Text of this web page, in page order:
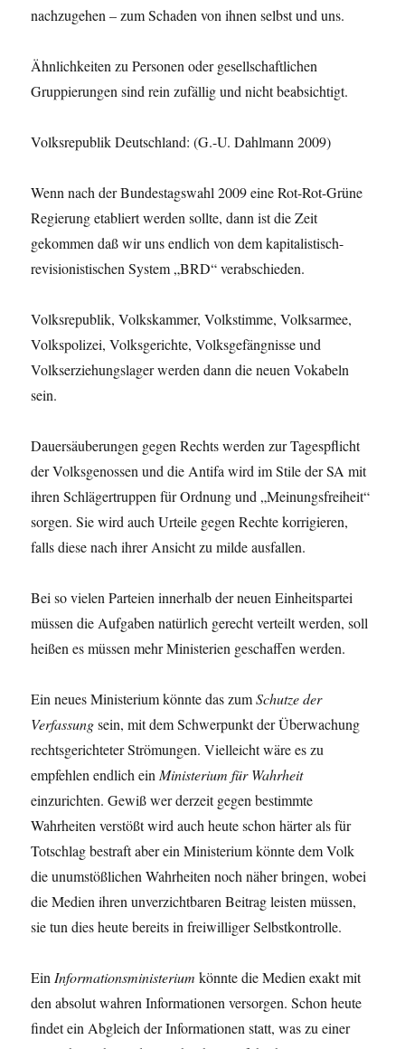
nachzugehen – zum Schaden von ihnen selbst und uns.
Ähnlichkeiten zu Personen oder gesellschaftlichen
Gruppierungen sind rein zufällig und nicht beabsichtigt.
Volksrepublik Deutschland: (G.-U. Dahlmann 2009)
Wenn nach der Bundestagswahl 2009 eine Rot-Rot-Grüne
Regierung etabliert werden sollte, dann ist die Zeit
gekommen daß wir uns endlich von dem kapitalistisch-
revisionistischen System „BRD“ verabschieden.
Volksrepublik, Volkskammer, Volkstimme, Volksarmee,
Volkspolizei, Volksgerichte, Volksgefängnisse und
Volkserziehungslager werden dann die neuen Vokabeln
sein.
Dauersäuberungen gegen Rechts werden zur Tagespflicht
der Volksgenossen und die Antifa wird im Stile der SA mit
ihren Schlägertruppen für Ordnung und „Meinungsfreiheit“
sorgen. Sie wird auch Urteile gegen Rechte korrigieren,
falls diese nach ihrer Ansicht zu milde ausfallen.
Bei so vielen Parteien innerhalb der neuen Einheitspartei
müssen die Aufgaben natürlich gerecht verteilt werden, soll
heißen es müssen mehr Ministerien geschaffen werden.
Ein neues Ministerium könnte das zumSchutze der
Verfassungsein, mit dem Schwerpunkt der Überwachung
rechtsgerichteter Strömungen. Vielleicht wäre es zu
empfehlen endlich ein Ministerium für Wahrheit
einzurichten. Gewiß wer derzeit gegen bestimmte
Wahrheiten verstößt wird auch heute schon härter als für
Totschlag bestraft aber ein Ministerium könnte dem Volk
die unumstößlichen Wahrheiten noch näher bringen, wobei
die Medien ihren unverzichtbaren Beitrag leisten müssen,
sie tun dies heute bereits in freiwilliger Selbstkontrolle.
Ein Informationsministerium könnte die Medien exakt mit
den absolut wahren Informationen versorgen. Schon heute
findet ein Abgleich der Informationen statt, was zu einer